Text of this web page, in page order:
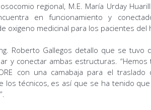
regional, M.E. María Urday
en funcionamiento y
oxigeno medicinal para los pacientes del
Roberto Gallegos detallo que se tuvo
y conectar ambas estructuras.
con una camabaja para el
los técnicos, es así que se ha tenido